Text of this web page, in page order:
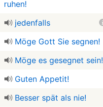
ruhen!
jedenfalls
Möge Gott Sie segnen!
Möge es gesegnet sein!
Guten Appetit!
Besser spät als nie!